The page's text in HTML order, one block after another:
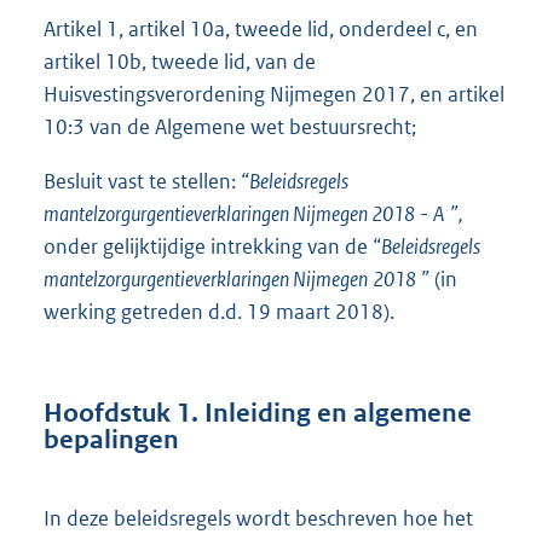
Artikel 1, artikel 10a, tweede lid, onderdeel c, en
artikel 10b, tweede lid, van de
Huisvestingsverordening Nijmegen 2017, en artikel
10:3 van de Algemene wet bestuursrecht;
Besluit vast te stellen: “Beleidsregels
mantelzorgurgentieverklaringen Nijmegen 2018 - A ”,
onder gelijktijdige intrekking van de “Beleidsregels
mantelzorgurgentieverklaringen Nijmegen 2018 ”(in
werking getreden d.d. 19 maart 2018).
Hoofdstuk 1. Inleiding en algemene
bepalingen
In deze beleidsregels wordt beschreven hoe het